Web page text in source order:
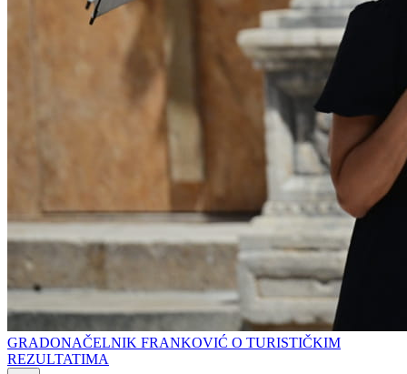
GRADONAČELNIK FRANKOVIĆ O TURISTIČKIM
REZULTATIMA